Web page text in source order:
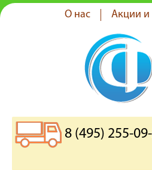
О нас Акции и
8 (495) 255-